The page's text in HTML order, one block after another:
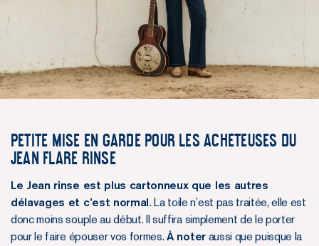
PETITE MISE EN GARDE POUR LES ACHETEUSES DU
JEAN FLARE RINSE
Le Jean rinse est plus cartonneux que les autres
délavages et c’est normal. La toile n’est pas traitée, elle est
donc moins souple au début. Il suffira simplement de le porter
pour le faire épouser vos formes.À noteraussi que puisque la